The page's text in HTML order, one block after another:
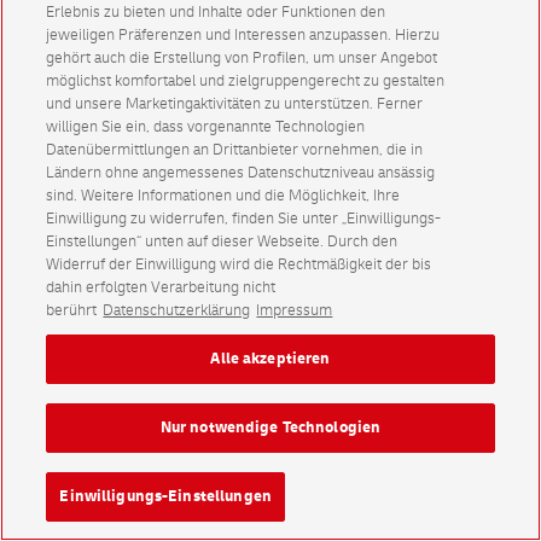
Erlebnis zu bieten und Inhalte oder Funktionen den
jeweiligen Präferenzen und Interessen anzupassen. Hierzu
gehört auch die Erstellung von Profilen, um unser Angebot
möglichst komfortabel und zielgruppengerecht zu gestalten
und unsere Marketingaktivitäten zu unterstützen. Ferner
willigen Sie ein, dass vorgenannte Technologien
Datenübermittlungen an Drittanbieter vornehmen, die in
Ländern ohne angemessenes Datenschutzniveau ansässig
sind. Weitere Informationen und die Möglichkeit, Ihre
Einwilligung zu widerrufen, finden Sie unter „Einwilligungs-
Einstellungen“ unten auf dieser Webseite. Durch den
Widerruf der Einwilligung wird die Rechtmäßigkeit der bis
dahin erfolgten Verarbeitung nicht
berührt Datenschutzerklärung Impressum
Einwilligungs-Einstellungen
Nur notwendige Technologien
Alle akzeptieren